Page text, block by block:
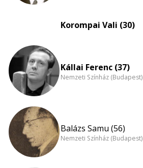
Korompai Vali (30)
Kállai Ferenc (37)
Nemzeti Színház (Budapest)
Balázs Samu (56)
Nemzeti Színház (Budapest)